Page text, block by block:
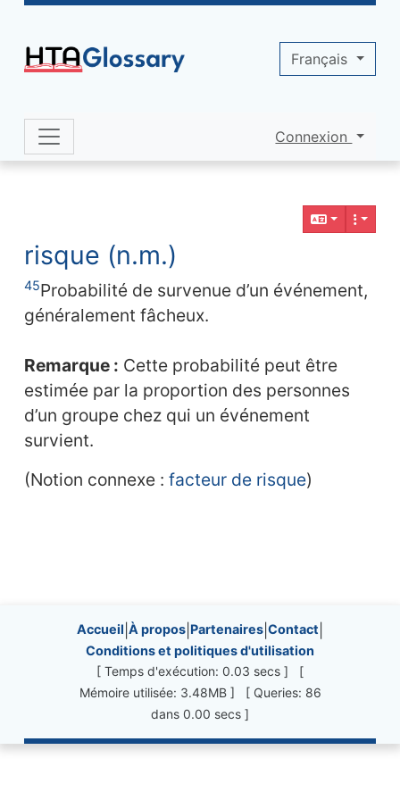
Navigation and related functionality
risque (n.m.)
45Probabilité de survenue d’un événement,
généralement fâcheux.
Remarque : Cette probabilité peut être
estimée par la proportion des personnes
d’un groupe chez qui un événement
survient.
(Notion connexe : facteur de risque)
Site information, links, etc.
Accueil À propos Partenaires Contact
Conditions et politiques d'utilisation
[ Temps d'exécution: 0.03 secs ] [
Mémoire utilisée: 3.48MB ] [ Queries: 86
dans 0.00 secs ]
Site identity, navigation, etc.
Connexion
Français